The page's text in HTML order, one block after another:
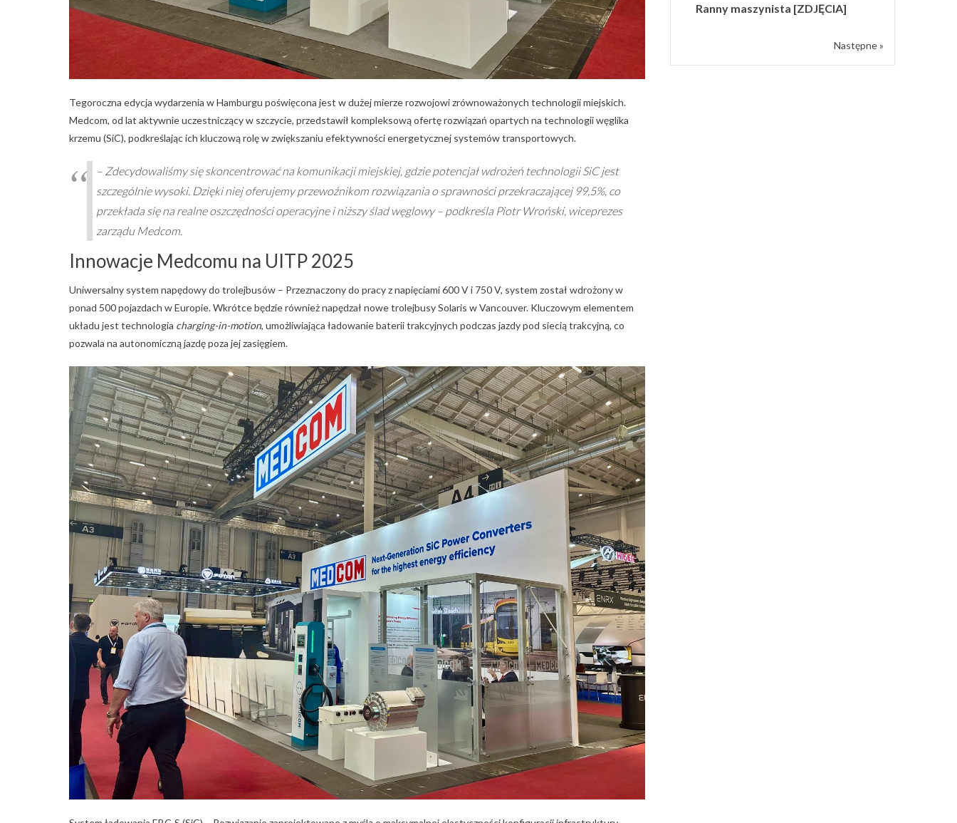
Tegoroczna edycja wydarzenia w Hamburgu poświęcona jest w dużej mierze rozwojowi zrównoważonych technologii miejskich.
Medcom, od lat aktywnie uczestniczący w szczycie, przedstawił kompleksową ofertę rozwiązań opartych na technologii węglika
krzemu (SiC), podkreślając ich kluczową rolę w zwiększaniu efektywności energetycznej systemów transportowych.
– Zdecydowaliśmy się skoncentrować na komunikacji miejskiej, gdzie potencjał wdrożeń technologii SiC jest
szczególnie wysoki. Dzięki niej oferujemy przewoźnikom rozwiązania o sprawności przekraczającej 99,5%, co
przekłada się na realne oszczędności operacyjne i niższy ślad węglowy – podkreśla Piotr Wroński, wiceprezes
zarządu Medcom.
Innowacje Medcomu na UITP 2025
Uniwersalny system napędowy do trolejbusów – Przeznaczony do pracy z napięciami 600 V i 750 V, system został wdrożony w
ponad 500 pojazdach w Europie. Wkrótce będzie również napędzał nowe trolejbusy Solaris w Vancouver. Kluczowym elementem
układu jest technologia charging-in-motion, umożliwiająca ładowanie baterii trakcyjnych podczas jazdy pod siecią trakcyjną, co
pozwala na autonomiczną jazdę poza jej zasięgiem.
Ranny maszynista [ZDJĘCIA]
Następne »